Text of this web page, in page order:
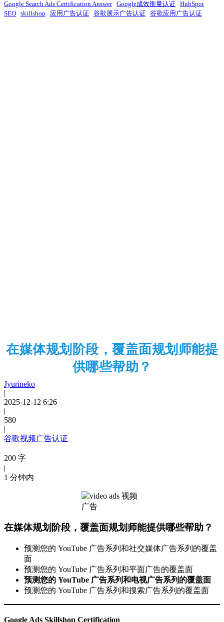
Google Search Ads Certification Answer Google成效衡量认证 HubSpot
SEO skillshop 应用广告认证 谷歌展示广告认证 谷歌应用广告认证
在媒体规划阶段，覆盖面规划师能提
供哪些帮助？
Jyurineko
|
2025-12-12 6:26
|
580
|
谷歌视频广告认证
200 字
|
1 分钟内
在媒体规划阶段，覆盖面规划师能提供哪些帮助？
预测您的 YouTube 广告系列和社交媒体广告系列的覆盖
面
预测您的 YouTube 广告系列和平面广告的覆盖面
预测您的 YouTube 广告系列和电视广告系列的覆盖面
预测您的 YouTube 广告系列和搜索广告系列的覆盖面
Google Ads Skillshop Certification